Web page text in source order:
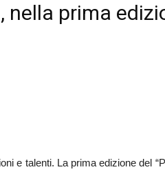
prima
e talenti. La prima edizione del